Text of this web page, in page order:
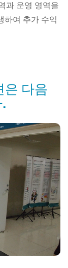
과 운영 영역을
하여 추가 수익
은 다음